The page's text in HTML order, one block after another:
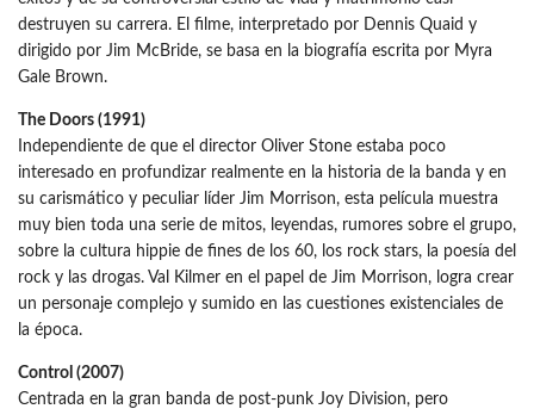
destruyen su carrera. El filme, interpretado por Dennis Quaid y
dirigido por Jim McBride, se basa en la biografía escrita por Myra
Gale Brown.
The Doors (1991)
Independiente de que el director Oliver Stone estaba poco
interesado en profundizar realmente en la historia de la banda y en
su carismático y peculiar líder Jim Morrison, esta película muestra
muy bien toda una serie de mitos, leyendas, rumores sobre el grupo,
sobre la cultura hippie de fines de los 60, los rock stars, la poesía del
rock y las drogas. Val Kilmer en el papel de Jim Morrison, logra crear
un personaje complejo y sumido en las cuestiones existenciales de
la época.
Control (2007)
Centrada en la gran banda de post-punk Joy Division, pero